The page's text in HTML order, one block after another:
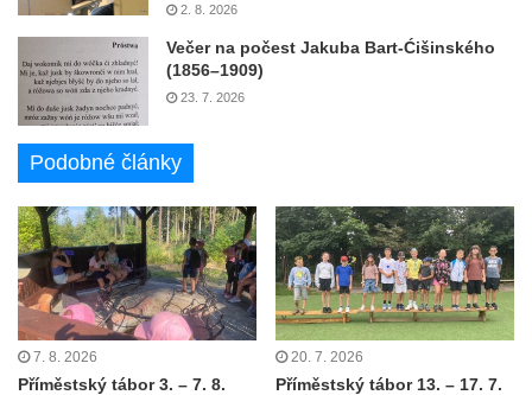
2. 8. 2026
Večer na počest Jakuba Bart-Ćišinského
(1856–1909)
23. 7. 2026
Podobné články
7. 8. 2026
Příměstský tábor 3. – 7. 8.
20. 7. 2026
Příměstský tábor 13. – 17. 7.